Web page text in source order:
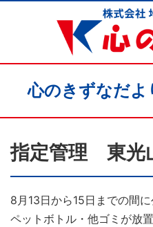
心のきずなだよ
指定管理 東光
8月13日から15日までの間
ペットボトル・他ゴミが放